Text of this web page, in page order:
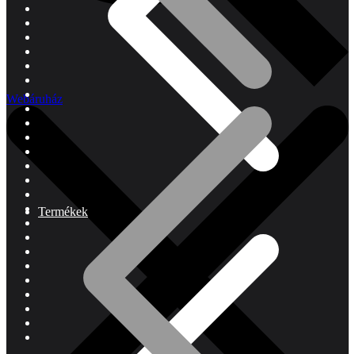
Termékek
Webáruház